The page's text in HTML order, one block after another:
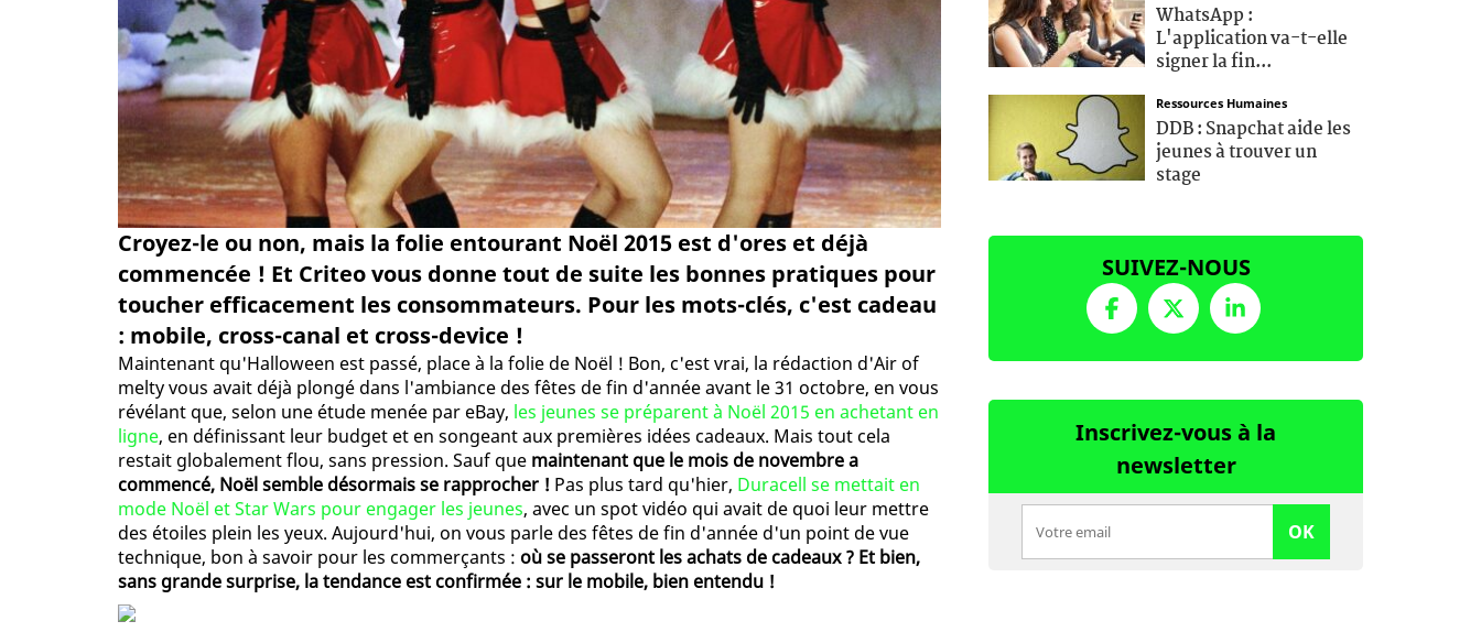
Croyez-le ou non, mais la folie entourant Noël 2015 est d'ores et déjà
commencée ! Et Criteo vous donne tout de suite les bonnes pratiques pour
toucher efficacement les consommateurs. Pour les mots-clés, c'est cadeau
: mobile, cross-canal et cross-device !
Maintenant qu'Halloween est passé, place à la folie de Noël ! Bon, c'est vrai, la rédaction d'Air of
melty vous avait déjà plongé dans l'ambiance des fêtes de fin d'année avant le 31 octobre, en vous
révélant que, selon une étude menée par eBay, les jeunes se préparent à Noël 2015 en achetant en
ligne, en définissant leur budget et en songeant aux premières idées cadeaux. Mais tout cela
restait globalement flou, sans pression. Sauf que maintenant que le mois de novembre a
commencé, Noël semble désormais se rapprocher ! Pas plus tard qu'hier, Duracell se mettait en
mode Noël et Star Wars pour engager les jeunes, avec un spot vidéo qui avait de quoi leur mettre
des étoiles plein les yeux. Aujourd'hui, on vous parle des fêtes de fin d'année d'un point de vue
technique, bon à savoir pour les commerçants : où se passeront les achats de cadeaux ? Et bien,
sans grande surprise, la tendance est confirmée : sur le mobile, bien entendu !
WhatsApp :
L'application va-t-elle
signer la fin...
Ressources Humaines
DDB : Snapchat aide les
jeunes à trouver un
stage
SUIVEZ-NOUS
Inscrivez-vous à la
newsletter
OK